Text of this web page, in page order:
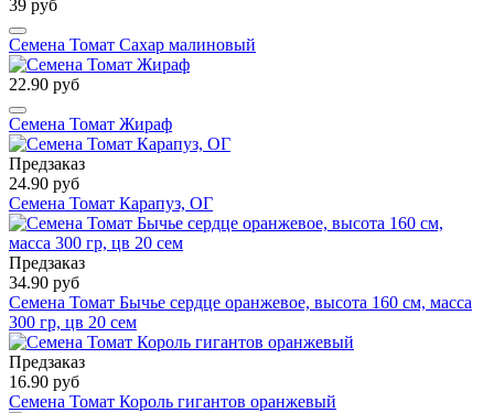
39 руб
Семена Томат Сахар малиновый
22.90 руб
Семена Томат Жираф
Предзаказ
24.90 руб
Семена Томат Карапуз, ОГ
Предзаказ
34.90 руб
Семена Томат Бычье сердце оранжевое, высота 160 см, масса
300 гр, цв 20 сем
Предзаказ
16.90 руб
Семена Томат Король гигантов оранжевый